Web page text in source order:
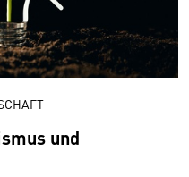
und